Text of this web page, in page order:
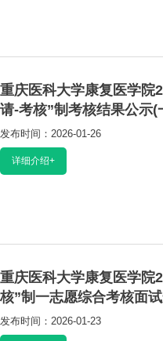
重庆医科大学康复医学院
请-考核”制考核结果公示(
发布时间：2026-01-26
阅读：2241
详细介绍+
重庆医科大学康复医学院
核”制一志愿综合考核面
发布时间：2026-01-23